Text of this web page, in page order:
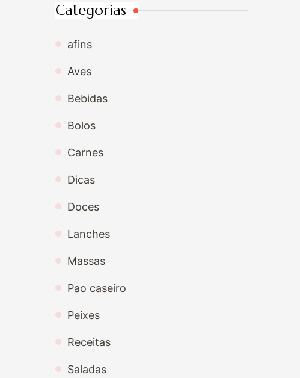
Categorias
afins
Aves
Bebidas
Bolos
Carnes
Dicas
Doces
Lanches
Massas
Pao caseiro
Peixes
Receitas
Saladas